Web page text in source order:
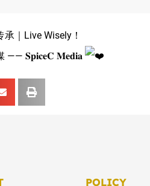
｜Live Wisely！
—— 𝐒𝐩𝐢𝐜𝐞𝐂 𝐌𝐞𝐝𝐢𝐚
POLICY